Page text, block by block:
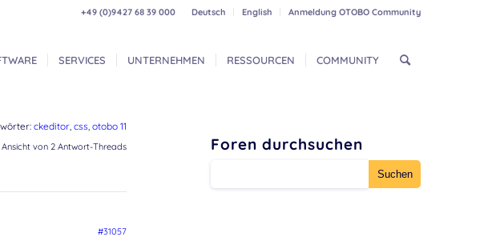
Deutsch English Anmeldung OTOBO Community
+49 (0)9427 68 39 000
SERVICES UNTERNEHMEN RESSOURCEN COMMUNITY
ckeditor, css, otobo 11
Ansicht von 2 Antwort-Threads
#31057
Foren durchsuchen